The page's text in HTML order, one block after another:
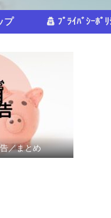
プ ﾌﾟﾗｲﾊﾞｼｰﾎﾟﾘ
／まとめ